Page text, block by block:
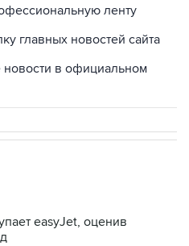
ленту
главных новостей сайта
новости в официальном
easyJet, оценив